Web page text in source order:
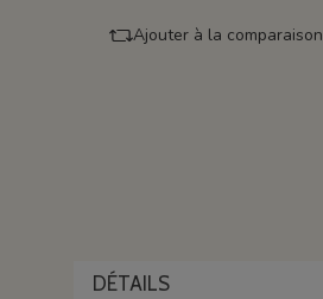
Ajouter à la comparaison
DÉTAILS